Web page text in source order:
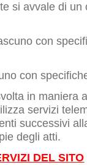
si avvale di un
con
con
in maniera
servizi
successivi
degli atti.
DEL SITO